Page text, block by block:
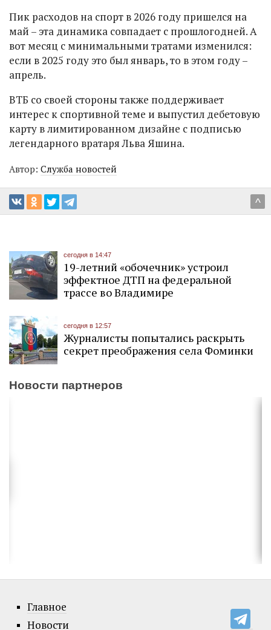
Пик расходов на спорт в 2026 году пришелся на
май – эта динамика совпадает с прошлогодней. А
вот месяц с минимальными тратами изменился:
если в 2025 году это был январь, то в этом году –
апрель.
ВТБ со своей стороны также поддерживает
интерес к спортивной теме и выпустил дебетовую
карту в лимитированном дизайне с подписью
легендарного вратаря Льва Яшина.
Автор: Служба новостей
^
сегодня в 14:47
19-летний «обочечник» устроил
эффектное ДТП на федеральной
трассе во Владимире
сегодня в 12:57
Журналисты попытались раскрыть
секрет преображения села Фоминки
Новости партнеров
Главное
Новости